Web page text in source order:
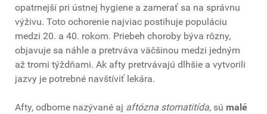
opatrnejší pri ústnej hygiene a zamerať sa na správnu
výživu. Toto ochorenie najviac postihuje populáciu
medzi 20. a 40. rokom. Priebeh choroby býva rôzny,
objavuje sa náhle a pretrváva väčšinou medzi jedným
až tromi týždňami. Ak afty pretrvávajú dlhšie a vytvorili
jazvy je potrebné navštíviť lekára.
Afty, odborne nazývané aj aftózna stomatitída, sú malé